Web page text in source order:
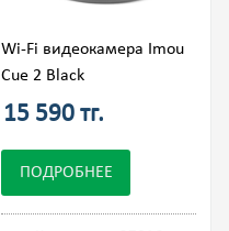
Wi-Fi видеокамера Imou
Cue 2 Black
15 590 тг.
ПОДРОБНЕЕ